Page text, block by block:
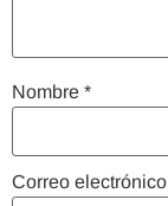
Nombre *
Correo electrónico